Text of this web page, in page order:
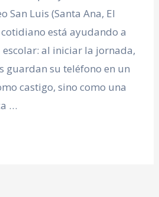
San Luis (Santa Ana, El
está ayudando a
al iniciar la jornada,
guardan su teléfono en un
castigo, sino como una
…